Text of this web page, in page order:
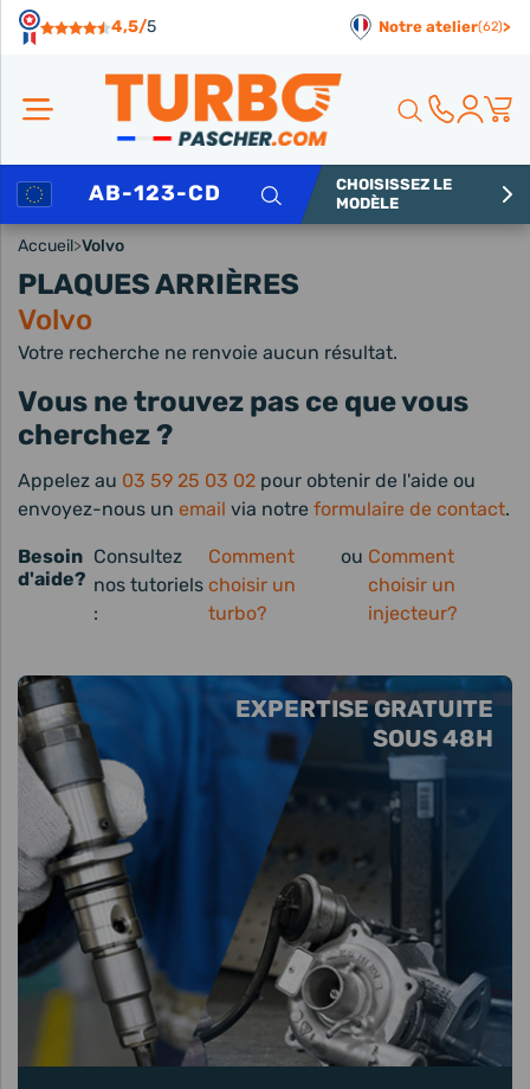
4,5/5 Notre atelier(62)>
Rechercher
CHOISISSEZ LE
MODÈLE
Accueil>Volvo
PLAQUES ARRIÈRES
Volvo
EXPERTISE GRATUITE
SOUS 48H
Votre recherche ne renvoie aucun résultat.
Vous ne trouvez pas ce que vous
cherchez ?
Appelez au 03 59 25 03 02 pour obtenir de l'aide ou
envoyez-nous un email via notre formulaire de contact.
Besoin
d'aide?
Consultez
nos tutoriels
:
Comment
choisir un
turbo?
ou Comment
choisir un
injecteur?
Panneau de gestion des cookies